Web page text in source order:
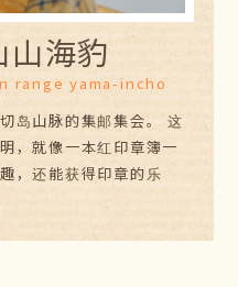
海豹
range yama-incho
岛山脉的集邮集会。 这
，就像一本红印章簿一
，还能获得印章的乐